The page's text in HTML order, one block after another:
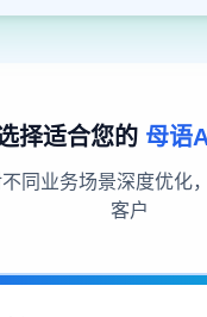
择适合您的 母语
同业务场景深度优化
客户